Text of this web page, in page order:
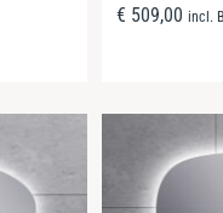
€ 509,00 incl.